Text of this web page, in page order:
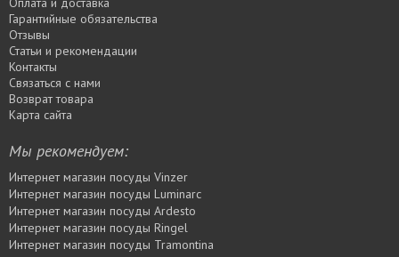
Гарантийные обязательства
Отзывы
Статьи и рекомендации
Контакты
Связаться с нами
Возврат товара
Карта сайта
Мы рекомендуем:
Интернет магазин посуды Vinzer
Интернет магазин посуды Luminarc
Интернет магазин посуды Ardesto
Интернет магазин посуды Rіngel
Интернет магазин посуды Tramontina